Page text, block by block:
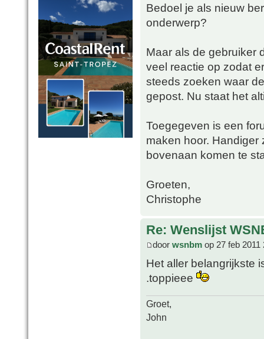
Bedoel je als nieuw
onderwerp?
Maar als de gebruiker
veel reactie op zodat
steeds zoeken waar
gepost. Nu staat het
Toegegeven is een
maken hoor. Handiger
bovenaan komen te
Groeten,
Christophe
Re: Wenslijst
door wsnbm op 27 feb 2011
Het aller belangrijkste
.toppieee
Groet,
John